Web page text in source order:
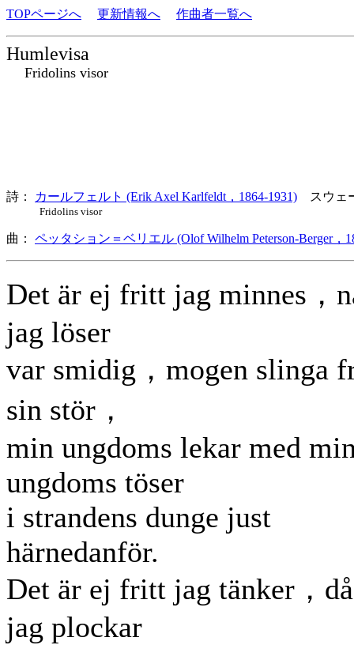
TOPページへ 更新情報へ 作曲者一覧へ
Humlevisa
Fridolins visor
詩： カールフェルト (Erik Axel Karlfeldt，1864-1931) スウェ
Fridolins visor
曲： ペッタション＝ベリエル (Olof Wilhelm Peterson-Berger，
Det är ej fritt jag minnes，
jag löser
var smidig，mogen slinga
sin stör，
min ungdoms lekar med
ungdoms töser
i strandens dunge just
härnedanför.
Det är ej fritt jag tänker，då
jag plockar